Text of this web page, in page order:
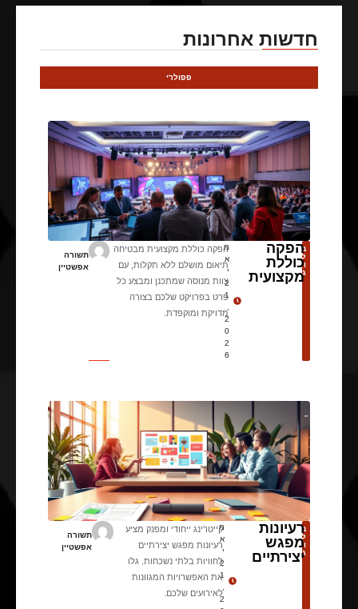
חדשות אחרונות
פפולרי
ב
ל
ו
ג
הפקה
כוללת
מקצועית
מ
א
י
2
1
2
0
2
6
הפקה כוללת מקצועית מבטיחה
תיאום מושלם ללא תקלות, עם
צוות מנוסה שמתכנן ומבצע כל
פרט בפרויקט שלכם בצורה
מדויקת ומוקפדת.
תשורה
אפשטיין
ב
ל
ו
ג
רעיונות
מפגש
יצירתיים
מ
א
י
2
1
2
קייטרינג ייחודי ומפנק מציע
רעיונות מפגש יצירתיים
לחוויות בלתי נשכחות. גלו
את האפשרויות המגוונות
לאירועים שלכם.
תשורה
אפשטיין